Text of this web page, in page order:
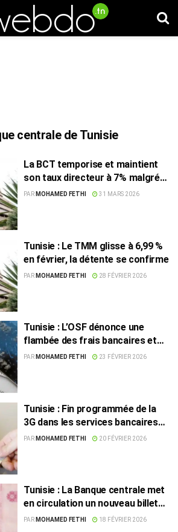
centrale de Tunisie
La BCT temporise et maintient
son taux directeur à 7% malgré
un regain des tensions
PAR MOHAMED FETHI 31 MARS 2026
Tunisie : Le TMM glisse à 6,99 %
en février, la détente se confirme
PAR MOHAMED FETHI 28 FÉVRIER 2026
Tunisie : L’OSF dénonce une
flambée des frais bancaires et
interpelle la BCT
PAR MOHAMED FETHI 23 FÉVRIER 2026
Tunisie : Fin programmée de la
3G dans les services bancaires
et postaux d’ici 2027
PAR MOHAMED FETHI 20 FÉVRIER 2026
Tunisie : La Banque centrale met
en circulation un nouveau billet
de 20 dinars
PAR MOHAMED FETHI 18 FÉVRIER 2026